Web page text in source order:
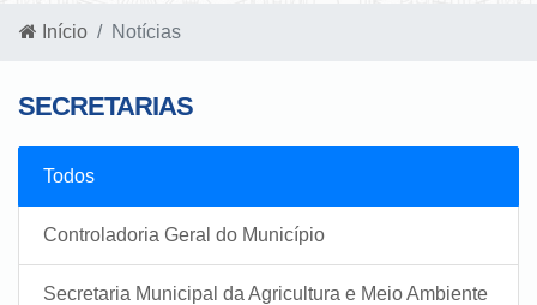
Início Notícias
SECRETARIAS
Todos
Controladoria Geral do Município
Secretaria Municipal da Agricultura e Meio Ambiente